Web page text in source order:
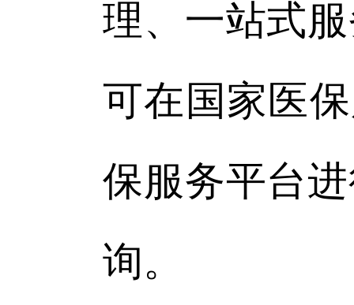
理、一站式
可在国家医
保服务平台
询。